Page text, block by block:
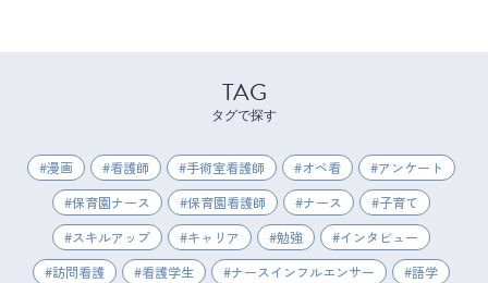
TAG
タグで探す
漫画 看護師 手術室看護師 オペ看
アンケート
保育園ナース
保育園看護師 ナース
子育て
スキルアップ
キャリア 勉強
インタビュー
訪問看護
看護学生 ナースインフルエンサー
語学